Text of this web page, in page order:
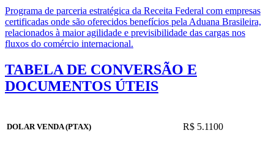
Programa de parceria estratégica da Receita Federal com empresas
certificadas onde são oferecidos benefícios pela Aduana Brasileira,
relacionados à maior agilidade e previsibilidade das cargas nos
fluxos do comércio internacional.
TABELA DE CONVERSÃO E
DOCUMENTOS ÚTEIS
DOLAR VENDA (PTAX) R$ 5.1100